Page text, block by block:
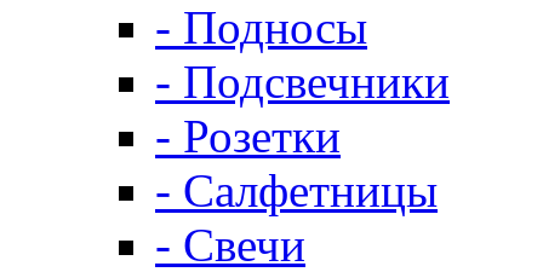
- Подносы
- Подсвечники
- Розетки
- Салфетницы
- Свечи